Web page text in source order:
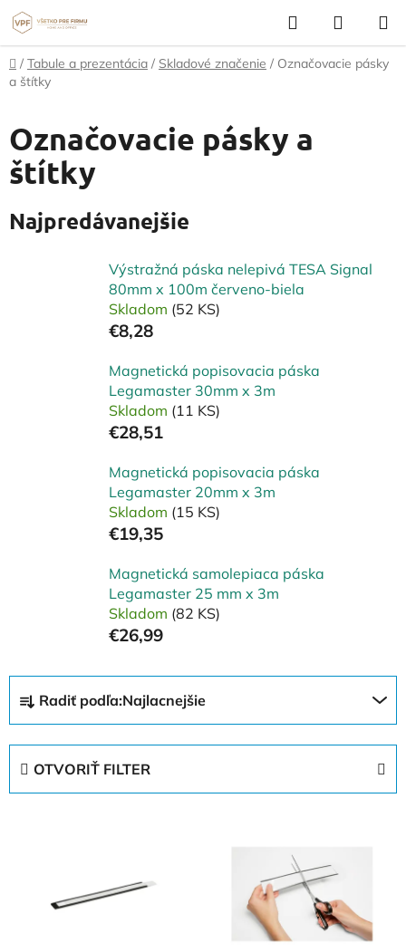
Prejsť
na
obsah
Hľadať
KOŠÍK
Domov
/ Tabule a prezentácia / Skladové značenie / Označovacie pásky
a štítky
Označovacie pásky a
štítky
Najpredávanejšie
Výstražná páska nelepivá TESA Signal
80mm x 100m červeno-biela
Skladom (52 KS)
€8,28
Magnetická popisovacia páska
Legamaster 30mm x 3m
Skladom (11 KS)
€28,51
Magnetická popisovacia páska
Legamaster 20mm x 3m
Skladom (15 KS)
€19,35
Magnetická samolepiaca páska
Legamaster 25 mm x 3m
Skladom (82 KS)
€26,99
d
Radiť podľa:Najlacnejšie
OTVORIŤ FILTER